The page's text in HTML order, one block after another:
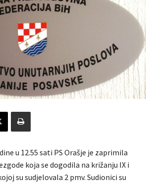
u 12.55 sati PS Orašje je zaprimila
koja se dogodila na križanju IX i
su sudjelovala 2 pmv. Sudionici su